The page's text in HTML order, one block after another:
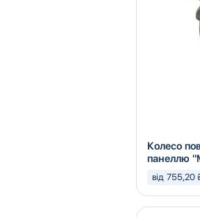
Колесо
панеллю
від 755,20